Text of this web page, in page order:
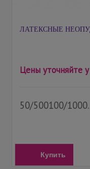
ЛАТЕКСНЫЕ
Цены уточняйте
50/500100/
Купить